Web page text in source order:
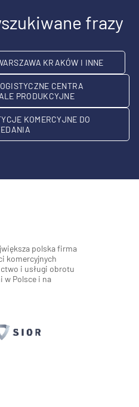
frazy
KRAKÓW I INNE
CENTRA
PRODUKCYJNE
KOMERCYJNE DO
polska firma
komercyjnych
i usługi obrotu
w Polsce i na